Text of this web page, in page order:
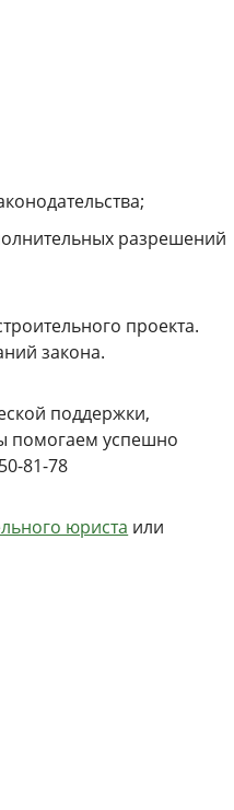
разрешений
проекта.
закона.
поддержки,
помогаем успешно
81-78
юриста или